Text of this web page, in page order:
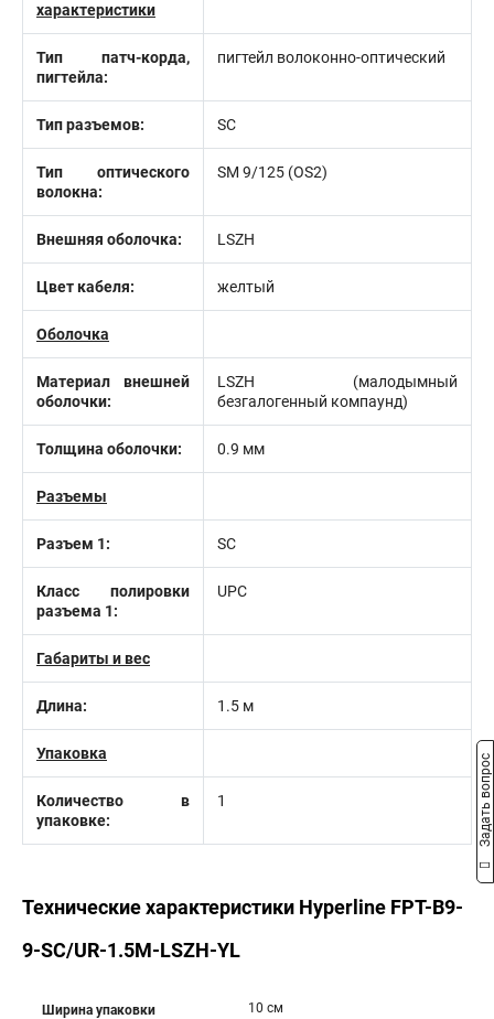
характеристики
Тип патч-корда,
пигтейла:
пигтейл волоконно-оптический
Тип разъемов: SC
Тип оптического
волокна:
SM 9/125 (OS2)
Внешняя оболочка: LSZH
Цвет кабеля: желтый
Оболочка
Материал внешней
оболочки:
LSZH (малодымный
безгалогенный компаунд)
Толщина оболочки: 0.9 мм
Разъемы
Разъем 1: SC
Класс полировки
разъема 1:
UPC
Габариты и вес
Длина: 1.5 м
Упаковка
Количество в
упаковке:
1
Технические характеристики Hyperline FPT-B9-
9-SC/UR-1.5M-LSZH-YL
Ширина упаковки 10 см
Задать вопрос